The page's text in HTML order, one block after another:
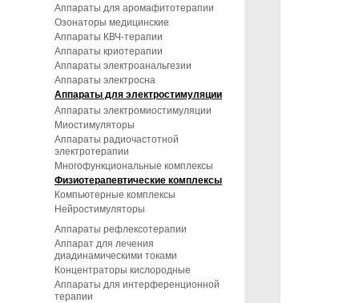
Аппараты для аромафитотерапии
Озонаторы медицинские
Аппараты КВЧ-терапии
Аппараты криотерапии
Аппараты электроанальгезии
Аппараты электросна
Аппараты для электростимуляции
Аппараты электромиостимуляции
Миостимуляторы
Аппараты радиочастотной
электротерапии
Многофункциональные комплексы
Физиотерапевтические комплексы
Компьютерные комплексы
Нейростимуляторы
Аппараты рефлексотерапии
Аппарат для лечения
диадинамическими токами
Концентраторы кислородные
Аппараты для интерференционной
терапии